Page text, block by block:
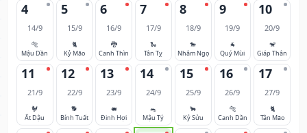
4
14/9
🐅
Mậu Dần
5
15/9
🐈
Kỷ Mão
6
16/9
🐉
Canh Thìn
7
17/9
🐍
Tân Tỵ
8
18/9
🐎
Nhâm Ngọ
9
19/9
🐐
Quý Mùi
10
20/9
🐒
Giáp Thân
11
21/9
🐓
Ất Dậu
12
22/9
🐕
Bính Tuất
13
23/9
🐖
Đinh Hợi
14
24/9
🐀
Mậu Tý
15
25/9
🐂
Kỷ Sửu
16
26/9
🐅
Canh Dần
17
27/9
🐈
Tân Mão